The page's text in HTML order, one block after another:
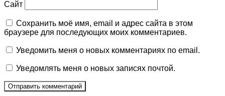
Сайт
Сохранить моё имя, email и адрес сайта в этом
браузере для последующих моих комментариев.
Уведомить меня о новых комментариях по email.
Уведомлять меня о новых записях почтой.